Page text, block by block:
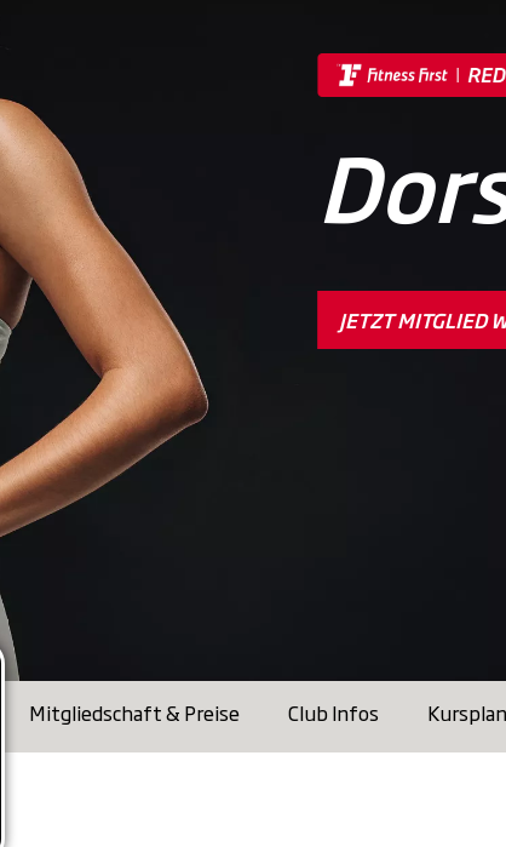
JETZT MITGLIED
Mitgliedschaft & Preise Club Infos Kursplan